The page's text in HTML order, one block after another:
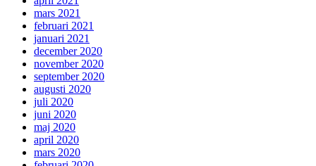
mars 2021
februari 2021
januari 2021
december 2020
november 2020
september 2020
augusti 2020
juli 2020
juni 2020
maj 2020
april 2020
mars 2020